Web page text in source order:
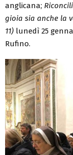
anglicana;
gioia sia anche la
11) lunedì 25
Rufino.